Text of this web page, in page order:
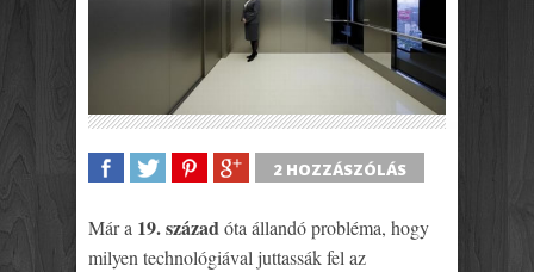
2 HOZZÁSZÓLÁS
Már a 19. századóta állandó probléma, hogy
milyen technológiával juttassák fel az